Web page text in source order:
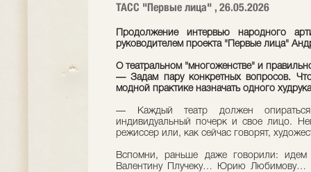
ТАСС "Первые лица" , 26.05.2026
Продолжение интервью народного
руководителем проекта "Первые лица"
О театральном "многоженстве" и
— Задам пару конкретных вопросов.
модной практике назначать одного
— Каждый театр должен
индивидуальный почерк и свое лицо.
режиссер или, как сейчас говорят,
Вспомни, раньше даже говорили:
Валентину Плучеку… Юрию Любимову…